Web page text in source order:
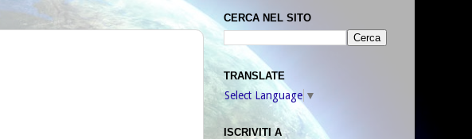
CERCA NEL SITO
TRANSLATE
Select Language ▼
ISCRIVITI A